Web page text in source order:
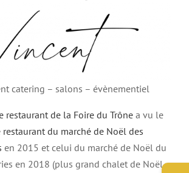
catering – salons – évènementiel
restaurant de la Foire du Trône a vu le
restaurant du marché de Noël des
en 2015 et celui du marché de Noël du
en 2018 (plus grand chalet de Noël